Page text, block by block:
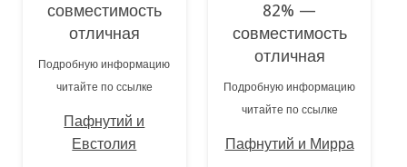
совместимость
отличная
Подробную информацию
читайте по ссылке
Пафнутий и
Евстолия
82% —
совместимость
отличная
Подробную информацию
читайте по ссылке
Пафнутий и Мирра